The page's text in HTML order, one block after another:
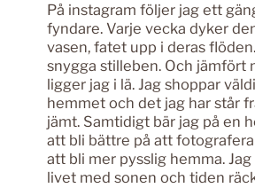
På instagram följer jag ett
fyndare. Varje vecka dyker
vasen, fatet upp i deras
snygga stilleben. Och jämfört
ligger jag i lä. Jag shoppar
hemmet och det jag har står
jämt. Samtidigt bär jag på en
att bli bättre på att
att bli mer pysslig hemma.
livet med sonen och tiden